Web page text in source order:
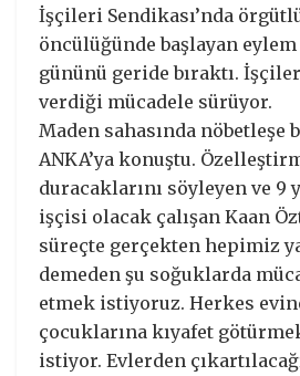
İşçileri Sendikası’nda
öncülüğünde başlayan eylem
gününü geride bıraktı.
verdiği mücadele sürüyor.
Maden sahasında nöbetleşe
ANKA’ya konuştu.
duracaklarını söyleyen ve 9
işçisi olacak çalışan Kaan
süreçte gerçekten hepimiz
demeden şu soğuklarda
etmek istiyoruz. Herkes
çocuklarına kıyafet
istiyor. Evlerden